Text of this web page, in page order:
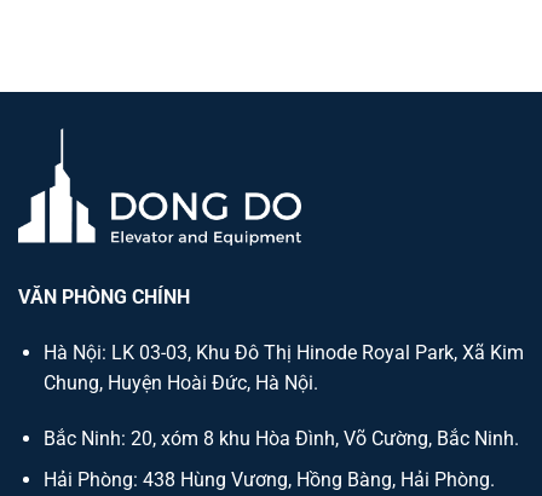
VĂN PHÒNG CHÍNH
Hà Nội: LK 03-03, Khu Đô Thị Hinode Royal Park, Xã Kim
Chung, Huyện Hoài Đức, Hà Nội.
Bắc Ninh: 20, xóm 8 khu Hòa Đình, Võ Cường, Bắc Ninh.
Hải Phòng: 438 Hùng Vương, Hồng Bàng, Hải Phòng.